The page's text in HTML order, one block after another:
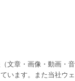
文章・画像・動画・音
います。また当社ウェ